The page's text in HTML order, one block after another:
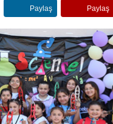
Paylaş Paylaş